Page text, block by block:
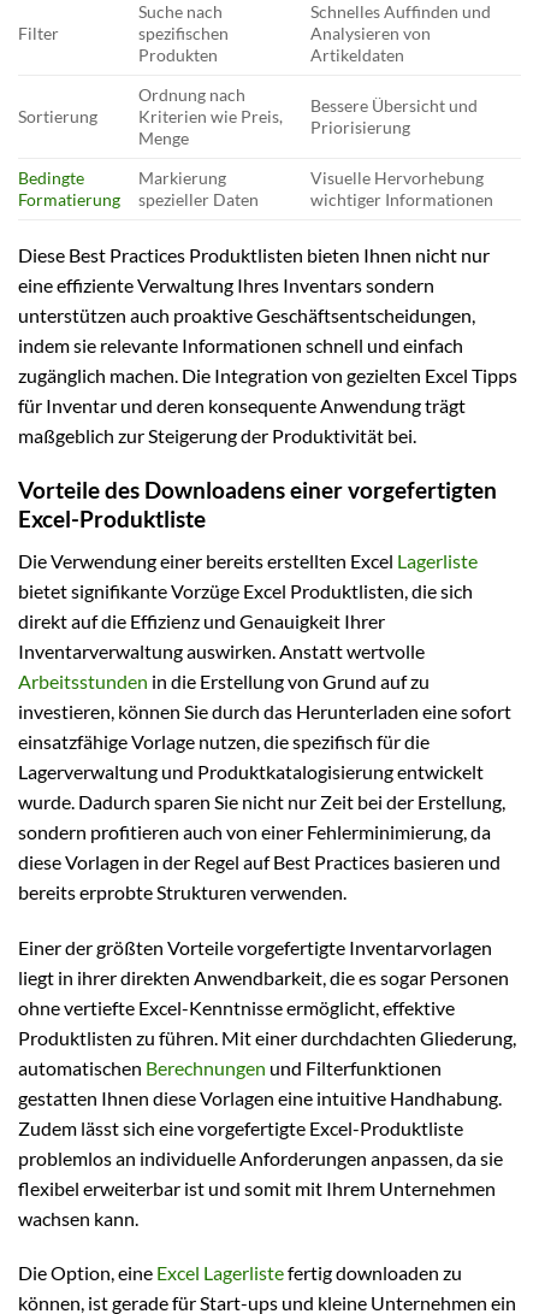
Filter
Suche nach
spezifischen
Produkten
Schnelles Auffinden und
Analysieren von
Artikeldaten
Sortierung
Ordnung nach
Kriterien wie Preis,
Menge
Bessere Übersicht und
Priorisierung
Bedingte
Formatierung
Markierung
spezieller Daten
Visuelle Hervorhebung
wichtiger Informationen
Diese Best Practices Produktlisten bieten Ihnen nicht nur
eine effiziente Verwaltung Ihres Inventars sondern
unterstützen auch proaktive Geschäftsentscheidungen,
indem sie relevante Informationen schnell und einfach
zugänglich machen. Die Integration von gezielten Excel Tipps
für Inventar und deren konsequente Anwendung trägt
maßgeblich zur Steigerung der Produktivität bei.
Vorteile des Downloadens einer vorgefertigten
Excel-Produktliste
Die Verwendung einer bereits erstellten Excel Lagerliste
bietet signifikante Vorzüge Excel Produktlisten, die sich
direkt auf die Effizienz und Genauigkeit Ihrer
Inventarverwaltung auswirken. Anstatt wertvolle
Arbeitsstunden in die Erstellung von Grund auf zu
investieren, können Sie durch das Herunterladen eine sofort
einsatzfähige Vorlage nutzen, die spezifisch für die
Lagerverwaltung und Produktkatalogisierung entwickelt
wurde. Dadurch sparen Sie nicht nur Zeit bei der Erstellung,
sondern profitieren auch von einer Fehlerminimierung, da
diese Vorlagen in der Regel auf Best Practices basieren und
bereits erprobte Strukturen verwenden.
Einer der größten Vorteile vorgefertigte Inventarvorlagen
liegt in ihrer direkten Anwendbarkeit, die es sogar Personen
ohne vertiefte Excel-Kenntnisse ermöglicht, effektive
Produktlisten zu führen. Mit einer durchdachten Gliederung,
automatischen Berechnungen und Filterfunktionen
gestatten Ihnen diese Vorlagen eine intuitive Handhabung.
Zudem lässt sich eine vorgefertigte Excel-Produktliste
problemlos an individuelle Anforderungen anpassen, da sie
flexibel erweiterbar ist und somit mit Ihrem Unternehmen
wachsen kann.
Die Option, eine Excel Lagerlistefertig downloaden zu
können, ist gerade für Start-ups und kleine Unternehmen ein